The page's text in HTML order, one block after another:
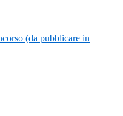
(da pubblicare in